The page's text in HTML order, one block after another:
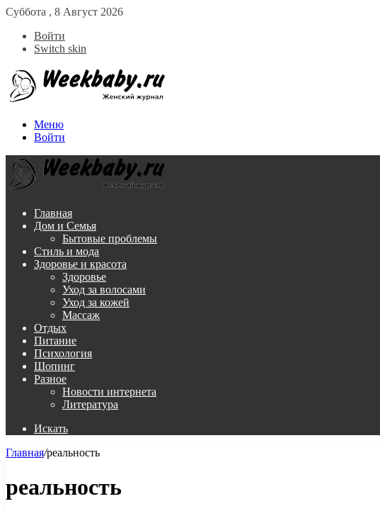
Суббота , 8 Август 2026
Войти
Switch skin
Меню
Войти
Главная
Дом и Семья
Бытовые проблемы
Стиль и мода
Здоровье и красота
Здоровье
Уход за волосами
Уход за кожей
Массаж
Отдых
Питание
Психология
Шопинг
Разное
Новости интернета
Литература
Искать
Главная/реальность
реальность